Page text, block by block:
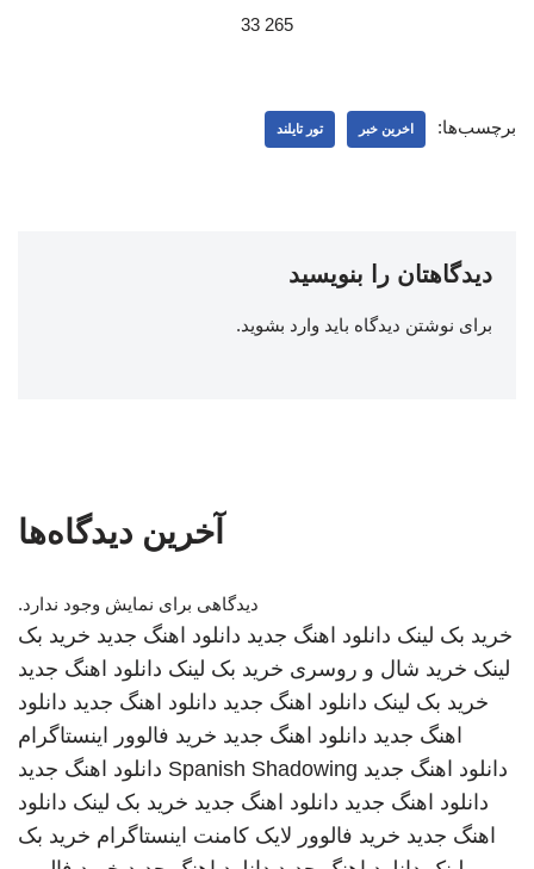
265 33
برچسب‌ها: اخرین خبر تور تایلند
دیدگاهتان را بنویسید
برای نوشتن دیدگاه باید وارد بشوید.
آخرین دیدگاه‌ها
دیدگاهی برای نمایش وجود ندارد.
خرید بک لینک دانلود اهنگ جدید دانلود اهنگ جدید خرید بک
لینک خرید شال و روسری خرید بک لینک دانلود اهنگ جدید
خرید بک لینک دانلود اهنگ جدید دانلود اهنگ جدید دانلود
اهنگ جدید دانلود اهنگ جدید خرید فالوور اینستاگرام
دانلود اهنگ جدید Spanish Shadowing دانلود اهنگ جدید
دانلود اهنگ جدید دانلود اهنگ جدید خرید بک لینک دانلود
اهنگ جدید خرید فالوور لایک کامنت اینستاگرام خرید بک